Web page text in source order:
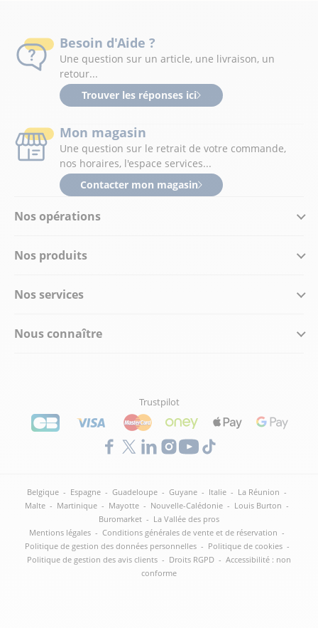
Nos opérations
Nos produits
Nos services
Nous connaître
Besoin d'Aide ?
Une question sur un article, une livraison, un
retour...
Trouver les réponses ici
Mon magasin
Une question sur le retrait de votre commande,
nos horaires, l'espace services...
Contacter mon magasin
Trustpilot
Belgique - Espagne - Guadeloupe - Guyane - Italie - La Réunion -
Malte - Martinique - Mayotte - Nouvelle-Calédonie - Louis Burton -
Buromarket - La Vallée des pros
Mentions légales - Conditions générales de vente et de réservation -
Politique de gestion des données personnelles - Politique de cookies -
Politique de gestion des avis clients - Droits RGPD - Accessibilité : non
conforme